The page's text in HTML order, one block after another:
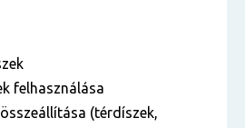
felhasználása
(térdíszek,